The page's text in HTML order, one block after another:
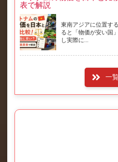
表で解説
東南アジアに位置す
ると「物価が安い国
し実際に...
一